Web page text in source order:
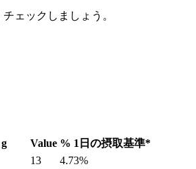
ェックしましょう。
Value % 1日の摂取基準*
13
4.73%